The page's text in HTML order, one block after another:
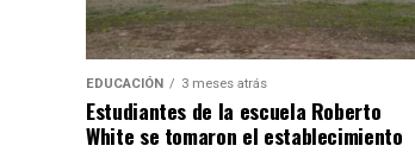
EDUCACIÓN 3 meses atrás
Estudiantes de la escuela Roberto
White se tomaron el establecimiento